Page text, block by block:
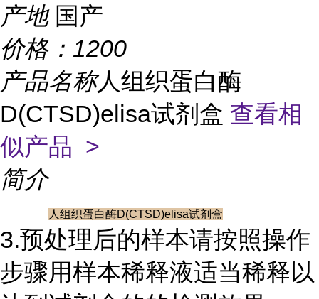
产地 国产
价格： 1200
产品名称人组织蛋白酶
D(CTSD)elisa试剂盒 查看相
似产品 >
简介
人组织蛋白酶D(CTSD)elisa试剂盒
3.预处理后的样本请按照操作
步骤用样本稀释液适当稀释以